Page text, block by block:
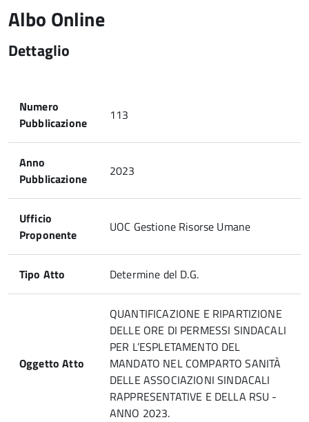
Albo Online
Dettaglio
Numero
Pubblicazione
113
Anno
Pubblicazione
2023
Ufficio
Proponente
UOC Gestione Risorse Umane
Tipo Atto Determine del D.G.
Oggetto Atto
QUANTIFICAZIONE E RIPARTIZIONE
DELLE ORE DI PERMESSI SINDACALI
PER L’ESPLETAMENTO DEL
MANDATO NEL COMPARTO SANITÀ
DELLE ASSOCIAZIONI SINDACALI
RAPPRESENTATIVE E DELLA RSU -
ANNO 2023.